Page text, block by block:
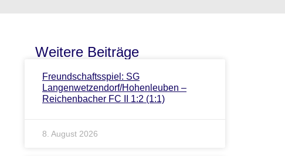
Weitere Beiträge
Freundschaftsspiel: SG
Langenwetzendorf/Hohenleuben –
Reichenbacher FC II 1:2 (1:1)
8. August 2026